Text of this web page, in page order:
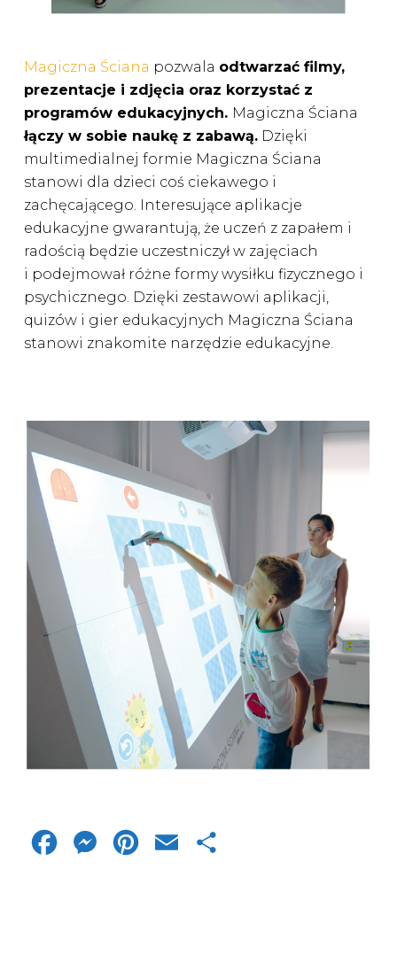
Magiczna Ściana pozwala odtwarzać filmy,
prezentacje i zdjęcia oraz korzystać z
programów edukacyjnych. Magiczna Ściana
łączy w sobie naukę z zabawą.Dzięki
multimedialnej formie Magiczna Ściana
stanowi dla dzieci coś ciekawego i
zachęcającego. Interesujące aplikacje
edukacyjne gwarantują, że uczeń z zapałem i
radością będzie uczestniczył w zajęciach
i podejmował różne formy wysiłku fizycznego i
psychicznego. Dzięki zestawowi aplikacji,
quizów i gier edukacyjnych Magiczna Ściana
stanowi znakomite narzędzie edukacyjne.
FacebookMessengerPinterest
Email